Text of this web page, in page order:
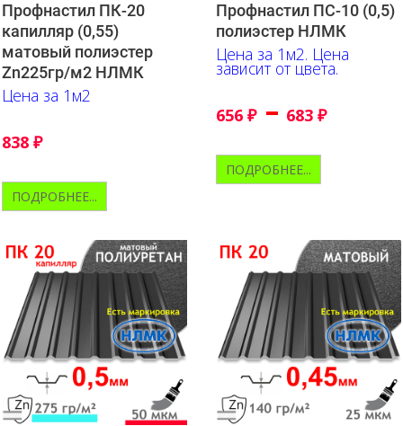
Профнастил ПК-20
капилляр (0,55)
матовый полиэстер
Zn225гр/м2 НЛМК
Цена за 1м2
838 ₽
ПОДРОБНЕЕ...
Профнастил ПС-10 (0,5)
полиэстер НЛМК
Цена за 1м2. Цена
зависит от цвета.
656 ₽ – 683 ₽
ПОДРОБНЕЕ...